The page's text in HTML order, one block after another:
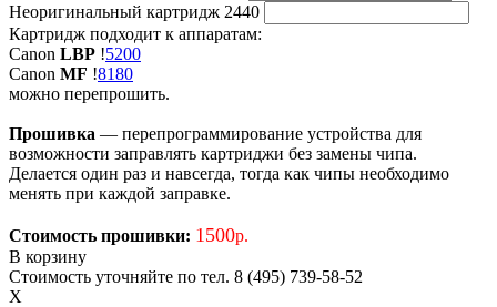
Неоригинальный картридж 2440
Картридж подходит к аппаратам:
Canon LBP !5200
Canon MF !8180
можно перепрошить.
Прошивка — перепрограммирование устройства для
возможности заправлять картриджи без замены чипа.
Делается один раз и навсегда, тогда как чипы необходимо
менять при каждой заправке.
Стоимость прошивки: 1500р.
В корзину
Стоимость уточняйте по тел. 8 (495) 739-58-52
X